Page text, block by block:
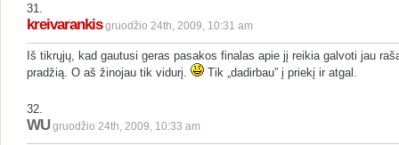
31.
kreivarankis gruodžio 24th, 2009, 10:31 am
Iš tikrųjų, kad gautusi geras pasakos finalas apie jį reikia galvoti jau
pradžią. O aš žinojau tik vidurį.
Tik „dadirbau” į priekį ir atgal.
32.
WU gruodžio 24th, 2009, 10:33 am